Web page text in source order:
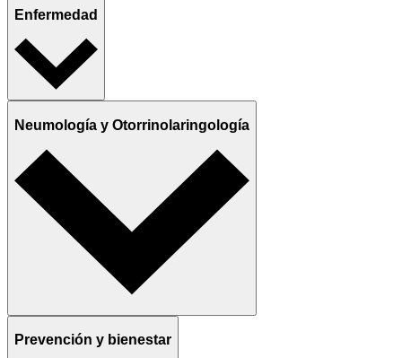
Enfermedad
Neumología y Otorrinolaringología
Prevención y bienestar